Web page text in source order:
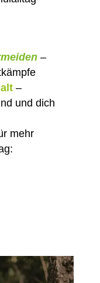
–
–
und dich
mehr